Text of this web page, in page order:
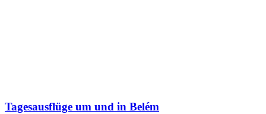
Tagesausflüge um und in Belém